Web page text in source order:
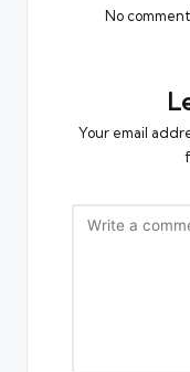
No
Your email